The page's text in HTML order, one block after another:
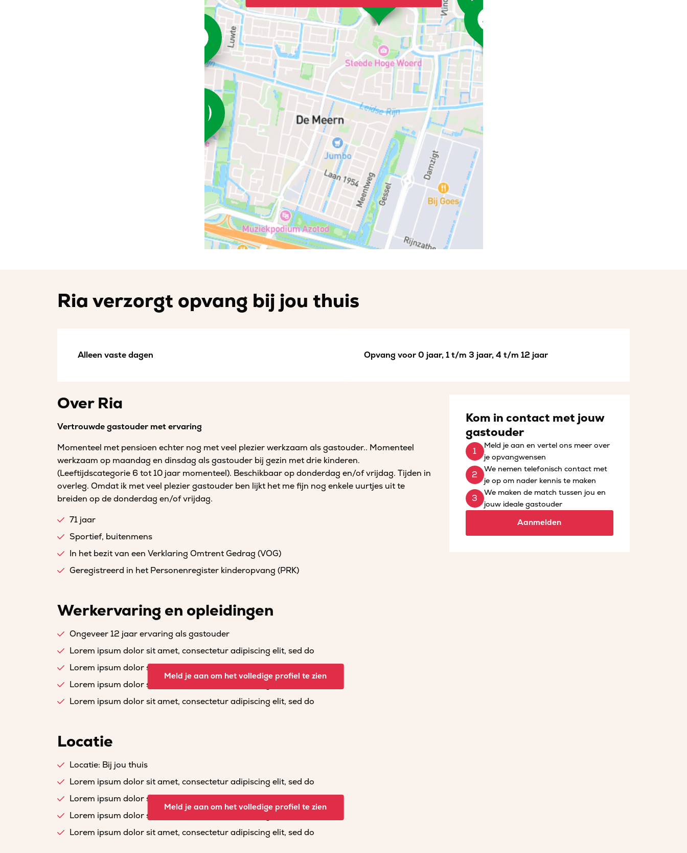
Ria verzorgt opvang bij jou thuis
Alleen vaste dagen Opvang voor 0 jaar, 1 t/m 3 jaar, 4 t/m 12 jaar
Over Ria
Vertrouwde gastouder met ervaring
Momenteel met pensioen echter nog met veel plezier werkzaam als gastouder.. Momenteel
werkzaam op maandag en dinsdag als gastouder bij gezin met drie kinderen.
(Leeftijdscategorie 6 tot 10 jaar momenteel). Beschikbaar op donderdag en/of vrijdag. Tijden in
overleg. Omdat ik met veel plezier gastouder ben lijkt het me fijn nog enkele uurtjes uit te
breiden op de donderdag en/of vrijdag.
71 jaar
Sportief, buitenmens
In het bezit van een Verklaring Omtrent Gedrag (VOG)
Geregistreerd in het Personenregister kinderopvang (PRK)
Kom in contact met jouw
gastouder
Meld je aan en vertel ons meer over
je opvangwensen
We nemen telefonisch contact met
je op om nader kennis te maken
We maken de match tussen jou en
jouw ideale gastouder
Aanmelden
Werkervaring en opleidingen
Ongeveer 12 jaar ervaring als gastouder
Lorem ipsum dolor sit amet, consectetur adipiscing elit, sed do
Lorem ipsum dolor sit amet, consectetur adipiscing elit, sed do
Lorem ipsum dolor sit amet, consectetur adipiscing elit, sed do
Lorem ipsum dolor sit amet, consectetur adipiscing elit, sed do
Meld je aan om het volledige profiel te zien
Locatie
Locatie: Bij jou thuis
Lorem ipsum dolor sit amet, consectetur adipiscing elit, sed do
Lorem ipsum dolor sit amet, consectetur adipiscing elit, sed do
Lorem ipsum dolor sit amet, consectetur adipiscing elit, sed do
Lorem ipsum dolor sit amet, consectetur adipiscing elit, sed do
Meld je aan om het volledige profiel te zien